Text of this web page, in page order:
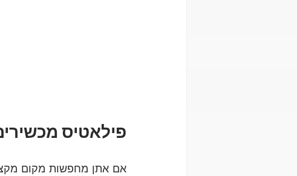
פילאטיס
אם אתן מחפשות מקום